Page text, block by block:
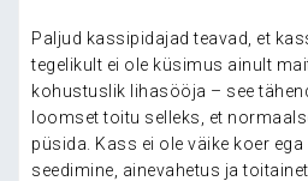
Paljud kassipidajad teavad, et
tegelikult ei ole küsimus ainult
kohustuslik lihasööja – see
loomset toitu selleks, et
püsida. Kass ei ole väike koer ega
seedimine, ainevahetus ja